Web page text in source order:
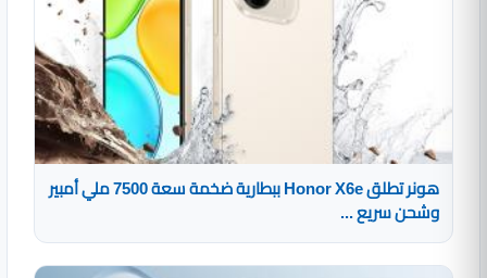
هونر تطلق Honor X6e ببطارية ضخمة سعة 7500 ملي أمبير
وشحن سريع ...